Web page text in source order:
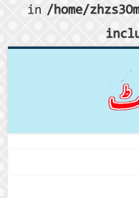
/home/